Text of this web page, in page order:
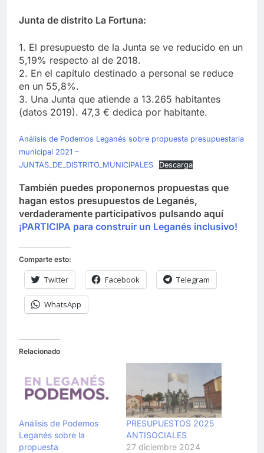
Junta de distrito La Fortuna:
1. El presupuesto de la Junta se ve reducido en un
5,19% respecto al de 2018.
2. En el capítulo destinado a personal se reduce
en un 55,8%.
3. Una Junta que atiende a 13.265 habitantes
(datos 2019). 47,3 € dedica por habitante.
Análisis de Podemos Leganés sobre propuesta presupuestaria
municipal 2021 –
JUNTAS_DE_DISTRITO_MUNICIPALES
Descarga
También puedes proponernos propuestas que
hagan estos presupuestos de Leganés,
verdaderamente participativos pulsando aquí
¡PARTICIPA para construir un Leganés inclusivo!
Comparte esto:
Twitter Facebook Telegram
WhatsApp
Relacionado
Análisis de Podemos
Leganés sobre la
propuesta
PRESUPUESTOS 2025
ANTISOCIALES
27 diciembre 2024